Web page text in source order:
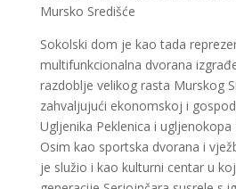
Mursko Središće
Sokolski dom je kao tada
multifunkcionalna dvorana
razdoblje velikog rasta Murskog
zahvaljujući ekonomskoj i
Ugljenika Peklenica i
Osim kao sportska dvorana i
je služio i kao kulturni centar u